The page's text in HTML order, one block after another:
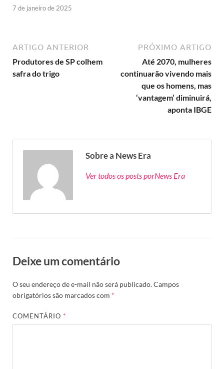
7 de janeiro de 2025
ARTIGO ANTERIOR
Produtores de SP colhem
safra do trigo
PRÓXIMO ARTIGO
Até 2070, mulheres
continuarão vivendo mais
que os homens, mas
‘vantagem’ diminuirá,
aponta IBGE
Sobre a News Era
Ver todos os posts porNews Era
Deixe um comentário
O seu endereço de e-mail não será publicado.Campos
obrigatórios são marcados com *
COMENTÁRIO*